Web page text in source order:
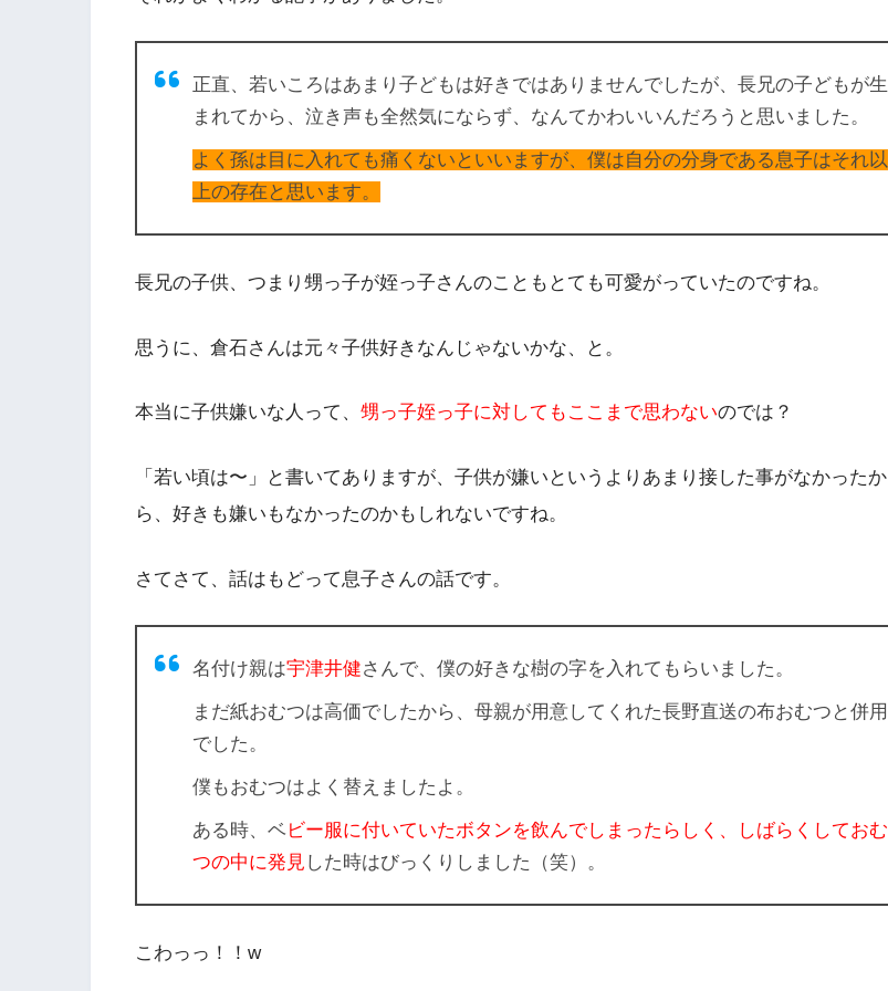
正直、若いころはあまり子どもは好きではありませんでしたが、長兄の子どもが生
まれてから、泣き声も全然気にならず、なんてかわいいんだろうと思いました。
よく孫は目に入れても痛くないといいますが、僕は自分の分身である息子はそれ以
上の存在と思います。
長兄の子供、つまり甥っ子が姪っ子さんのこともとても可愛がっていたのですね。
思うに、倉石さんは元々子供好きなんじゃないかな、と。
本当に子供嫌いな人って、 甥っ子姪っ子に対してもここまで思わないのでは？
「若い頃は〜」と書いてありますが、 子供が嫌いというよりあまり接した事がなかったか
ら、好きも嫌いもなかったのかもしれないですね。
さてさて、話はもどって息子さんの話です。
名付け親は宇津井健さんで、僕の好きな樹の字を入れてもらいました。
まだ紙おむつは高価でしたから、母親が用意してくれた長野直送の布おむつと併用
でした。
僕もおむつはよく替えましたよ。
ある時、ベビー服に付いていたボタンを飲んでしまったらしく、しばらくしておむ
つの中に発見 した時はびっくりしました（笑）。
こわっっ！！w